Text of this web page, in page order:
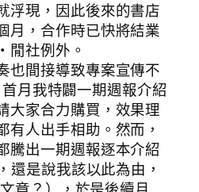
浮現，因此後來的書店
月，合作時已快將結業
閒社例外。
也間接導致專案宣傳不
首月我特闢一期週報介紹
大家合力購買，效果理
有人出手相助。然而，
騰出一期週報逐本介紹
還是說我該以此為由，